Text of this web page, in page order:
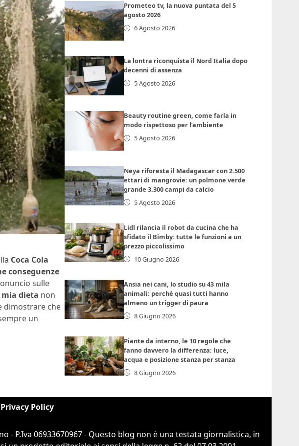
Coca Cola
conseguenze
sulle
mia dieta non
dimostrare che
un
Prometeo tv, la nuova puntata del 5
agosto 2026
6 Agosto 2026
La lontra riconquista il Nord Italia dopo
decenni di assenza
5 Agosto 2026
Beauty routine green, come farla in
modo rispettoso per l’ambiente
5 Agosto 2026
Neya riforesta il Madagascar con 2.500
ettari di mangrovie: un polmone verde
grande 3.300 campi da calcio
5 Agosto 2026
Lidl rilancia il robot da cucina che ha
sfidato il Bimby: tutte le funzioni a un
prezzo piccolissimo
10 Giugno 2026
Ansia nei cani, lo studio su 43 mila
animali: perché quasi tutti hanno
almeno un trigger di paura
8 Giugno 2026
Piante da interno, le 10 regole che
fanno davvero la differenza: luce,
acqua e posizione stanza per stanza
8 Giugno 2026
Privacy Policy
- P.Iva 06933670967 - Questo blog non è una testata giornalistica, in